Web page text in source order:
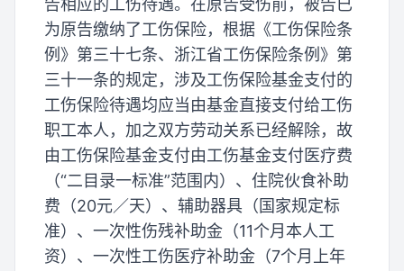
告相应的工伤待遇。在原告受伤前，被告已
为原告缴纳了工伤保险，根据《工伤保险条
例》第三十七条、浙江省工伤保险条例》第
三十一条的规定，涉及工伤保险基金支付的
工伤保险待遇均应当由基金直接支付给工伤
职工本人，加之双方劳动关系已经解除，故
由工伤保险基金支付由工伤基金支付医疗费
（“二目录一标准”范围内）、住院伙食补助
费（20元／天）、辅助器具（国家规定标
准）、一次性伤残补助金（11个月本人工
资）、一次性工伤医疗补助金（7个月上年